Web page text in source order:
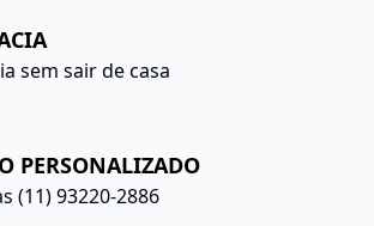
no Grupo DControll